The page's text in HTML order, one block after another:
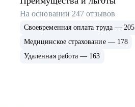
На основании 247 отзывов
Своевременная оплата труда — 205
Медицинское страхование — 178
Удаленная работа — 163